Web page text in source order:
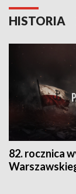
HISTORIA
82. rocznica